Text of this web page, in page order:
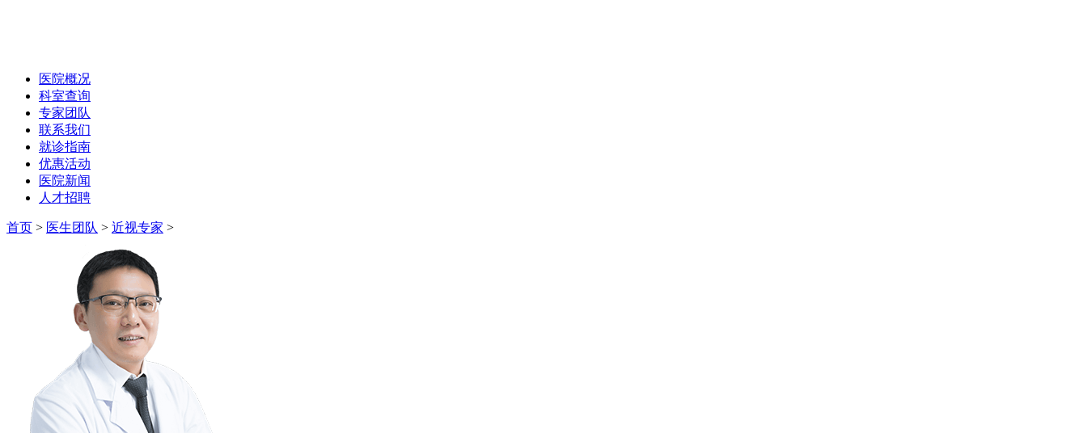
医院概况
科室查询
专家团队
联系我们
就诊指南
优惠活动
医院新闻
人才招聘
首页 > 医生团队 > 近视专家 >